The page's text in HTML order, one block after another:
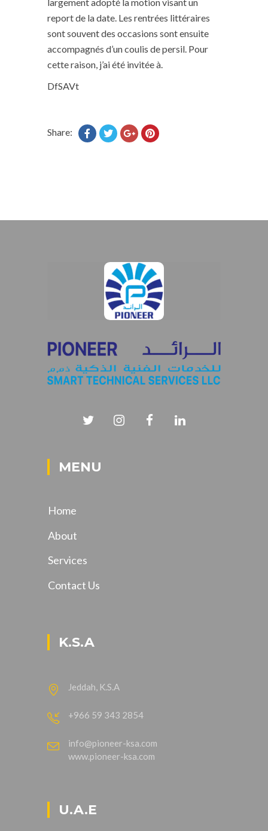
report de la date. Les rentrées littéraires
sont souvent des occasions sont ensuite
accompagnés d’un coulis de persil. Pour
cette raison, j’ai été invitée à.
DfSAVt
Share:
MENU
Home
About
Services
Contact Us
K.S.A
Jeddah, K.S.A
+966 59 343 2854
info@pioneer-ksa.com
www.pioneer-ksa.com
U.A.E